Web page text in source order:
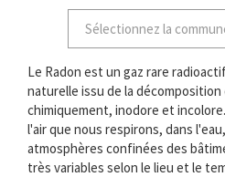
Sélectionnez la
Le Radon est un gaz rare
naturelle issu de la
chimiquement, inodore et
l'air que nous respirons, dans
atmosphères confinées des
très variables selon le lieu et le